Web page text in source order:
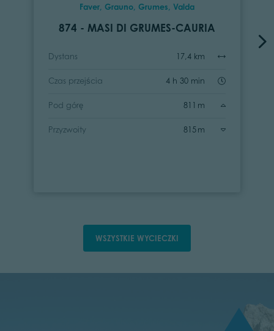
Faver, Grauno, Grumes, Valda
874 - MASI DI GRUMES-CAURIA
Dystans 17,4 km
Czas przejścia 4 h 30 min
Pod górę 811 m
Przyzwoity 815 m
WSZYSTKIE WYCIECZKI